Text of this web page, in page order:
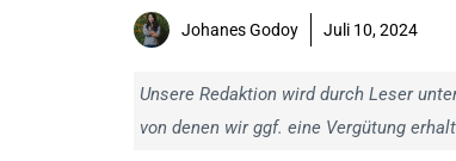
Johanes Godoy Juli 10, 2024
Unsere Redaktion wird durch Leser
von denen wir ggf. eine Vergütung